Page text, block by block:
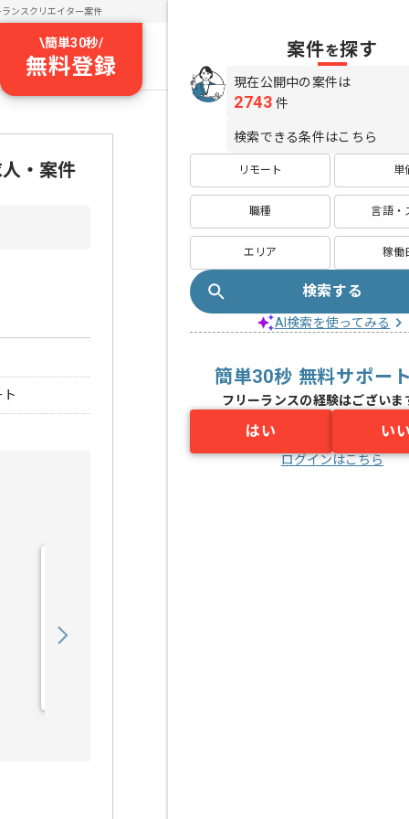
ランスクリエイター案件
\簡単30秒/
無料登録
・案件
案件
案件を探す
現在公開中の案件は
2743 件
検索できる条件はこちら
リモート 単
職種 言語・
エリア 稼働
検索する
AI検索を使ってみる
簡単30秒 無料サポー
フリーランスの経験はございま
はい い
ログインはこちら